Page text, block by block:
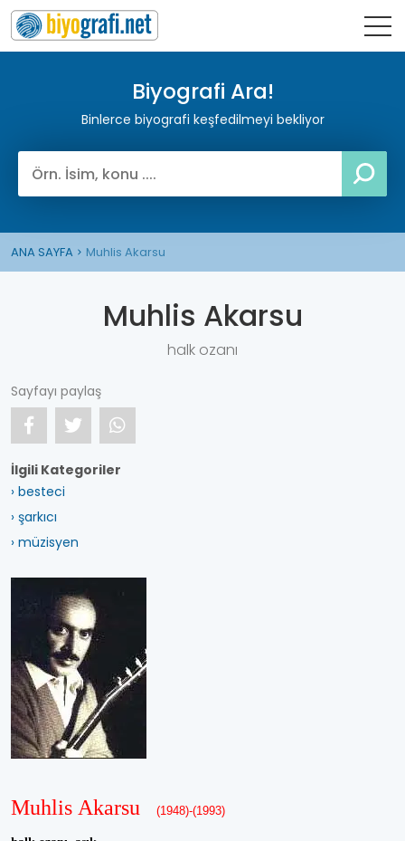
Biyografi Ara!
Binlerce biyografi keşfedilmeyi bekliyor
ANA SAYFA Muhlis Akarsu
Muhlis Akarsu
halk ozanı
Sayfayı paylaş
İlgili Kategoriler
› besteci
› şarkıcı
› müzisyen
Muhlis Akarsu (1948)-(1993)